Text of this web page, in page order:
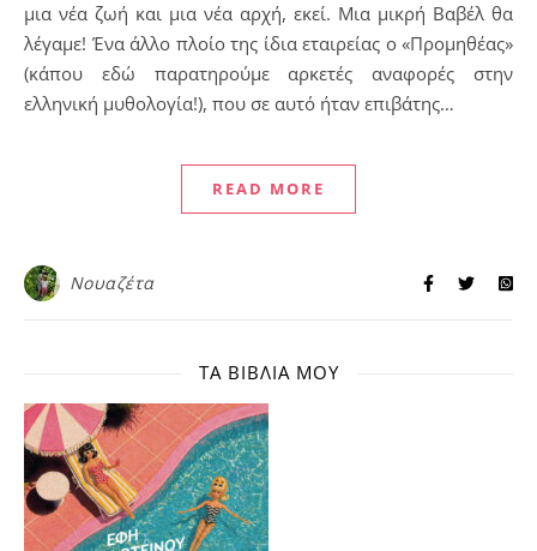
μια νέα ζωή και μια νέα αρχή, εκεί. Μια μικρή Βαβέλ θα
λέγαμε! Ένα άλλο πλοίο της ίδια εταιρείας ο «Προμηθέας»
(κάπου εδώ παρατηρούμε αρκετές αναφορές στην
ελληνική μυθολογία!), που σε αυτό ήταν επιβάτης…
READ MORE
Νουαζέτα
ΤΑ ΒΙΒΛΊΑ ΜΟΥ